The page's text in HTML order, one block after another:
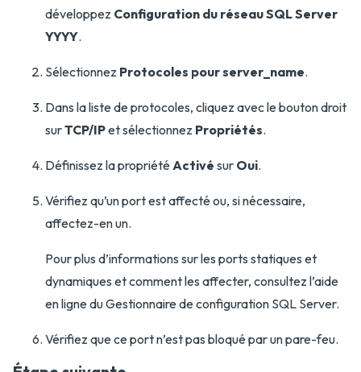
développez Configuration du réseau SQL Server
YYYY.
Sélectionnez Protocoles pour server_name.
Dans la liste de protocoles, cliquez avec le bouton droit
surTCP/IPet sélectionnez Propriétés.
Définissez la propriétéActivé sur Oui.
Vérifiez qu’un port est affecté ou, si nécessaire,
affectez-en un.
Pour plus d’informations sur les ports statiques et
dynamiques et comment les affecter, consultez l’aide
en ligne du Gestionnaire de configuration SQL Server.
Vérifiez que ce port n’est pas bloqué par un pare-feu.